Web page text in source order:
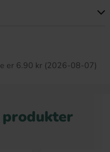
er 6.90 kr (2026-08-07)